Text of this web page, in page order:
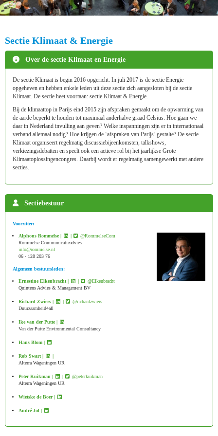
Sectie Klimaat & Energie
Over de sectie Klimaat en Energie
De sectie Klimaat is begin 2016 opgericht. In juli 2017 is de sectie Energie
opgeheven en hebben enkele leden uit deze sectie zich aangesloten bij de sectie
Klimaat. De sectie heet voortaan: sectie Klimaat & Energie.
Bij de klimaattop in Parijs eind 2015 zijn afspraken gemaakt om de opwarming van
de aarde beperkt te houden tot maximaal anderhalve graad Celsius. Hoe gaan we
daar in Nederland invulling aan geven? Welke inspanningen zijn er in internationaal
verband allemaal nodig? Hoe krijgen de ‘afspraken van Parijs’ gestalte? De sectie
Klimaat organiseert regelmatig discussiebijeenkomsten, talkshows,
verkiezingsdebatten en speelt ook een actieve rol bij het jaarlijkse Grote
Klimaatoplossingencongres. Daarbij wordt er regelmatig samengewerkt met andere
secties.
Sectiebestuur
Voorzitter:
Alphons Rommelse | |
@RommelseCom
Rommelse Communicatieadvies
ofni@rommelse.nl
06 - 128 203 76
Algemeen bestuursleden:
Ernestine Elkenbracht | |
@Elkenbracht
Quintens Advies & Management BV
Richard Zwiers | |
@richardzwiers
Duurzaamheid4all
Ike van der Putte |
Van der Putte Environmental Consultancy
Hans Blom |
Rob Swart |
|
Alterra Wageningen UR
Peter Kuikman | |
@peterkuikman
Alterra Wageningen UR
Wietske de Boer |
André Jol |